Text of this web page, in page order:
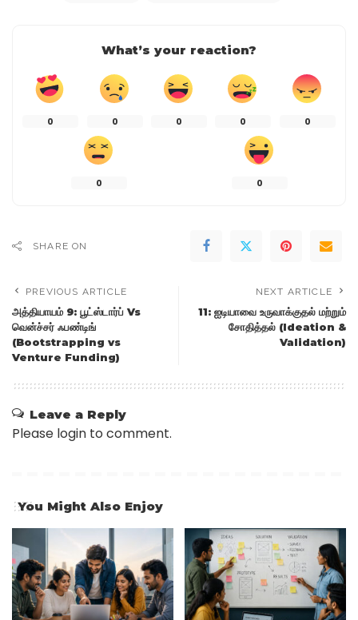
What’s your reaction?
0 0 0 0 0
0 0
SHARE ON
PREVIOUS ARTICLE
அத்தியாயம் 9: பூட்ஸ்டார்ப் Vs
வென்ச்சர் ஃபண்டிங்
(Bootstrapping vs
Venture Funding)
NEXT ARTICLE
11: ஐடியாவை உருவாக்குதல் மற்றும்
சோதித்தல் (Ideation &
Validation)
Leave a Reply
Please login to comment.
You Might Also Enjoy